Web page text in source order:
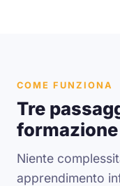
COME FUNZIONA
Tre
Niente
apprendimento